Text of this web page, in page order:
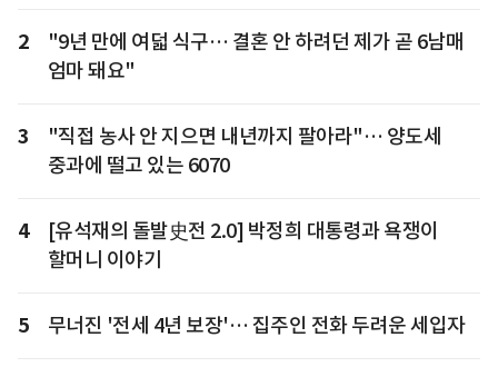
2
"9년 만에 여덟 식구… 결혼 안 하려던 제가 곧 6남매
엄마 돼요"
3
"직접 농사 안 지으면 내년까지 팔아라"… 양도세
중과에 떨고 있는 6070
4
[유석재의 돌발史전 2.0] 박정희 대통령과 욕쟁이
할머니 이야기
5 무너진 '전세 4년 보장'… 집주인 전화 두려운 세입자